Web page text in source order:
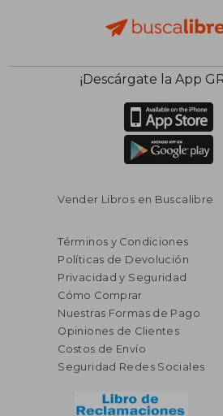
$ 56.99
¡Descárgate la App
Vender Libros en Buscalibre
Términos y Condiciones
Políticas de Devolución
Privacidad y Seguridad
Cómo Comprar
Nuestras Formas de Pago
Opiniones de Clientes
Costos de Envío
Seguridad Redes Sociales